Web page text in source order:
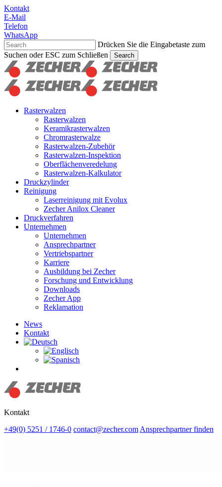
Skip
to
main
content
Kontakt
E-Mail
Telefon
WhatsApp
Drücken Sie die Eingabetaste zum
Suchen oder ESC zum Schließen
Search
Suche
schließen
Suchen
Menu
Rasterwalzen
Rasterwalzen
Keramikrasterwalzen
Chromrasterwalze
Rasterwalzen-Zubehör
Rasterwalzen-Inspektion
Oberflächenveredelung
Rasterwalzen-Kalkulator
Druckzylinder
Reinigung
Laserreinigung mit Evolux
Zecher Anilox Cleaner
Druckverfahren
Unternehmen
Unternehmen
Ansprechpartner
Vertriebspartner
Karriere
Ausbildung bei Zecher
Forschung und Entwicklung
Downloads
Zecher App
Reklamation
News
Kontakt
Kontakt
+49(0) 5251 / 1746-0 contact@zecher.com Ansprechpartner finden